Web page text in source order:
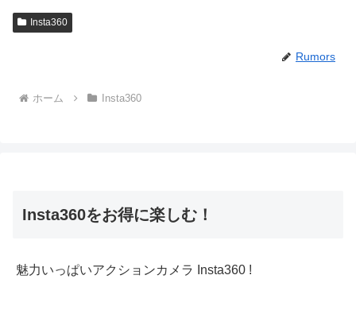
Insta360
Rumors
ホーム Insta360
Insta360をお得に楽しむ！
魅力いっぱいアクションカメラ Insta360 !